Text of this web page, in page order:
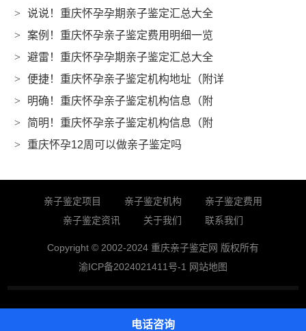
>
说说！重庆怀孕孕期亲子鉴定汇总大全
>
案例！重庆怀孕亲子鉴定费用明细一览
>
避雷！重庆怀孕孕期亲子鉴定汇总大全
>
便捷！重庆怀孕亲子鉴定机构地址（附详
>
明确！重庆怀孕亲子鉴定机构信息（附
>
简明！重庆怀孕亲子鉴定机构信息（附
>
重庆怀孕12周可以做亲子鉴定吗
亲子鉴定项目 亲子鉴定机构
亲子鉴定费用
亲子鉴定资讯
关于我们 联系我们
Copyright © 2002-2024 重庆亲子鉴定网 版权所有
渝ICP备2024021411号-1 网站地图
电话咨询